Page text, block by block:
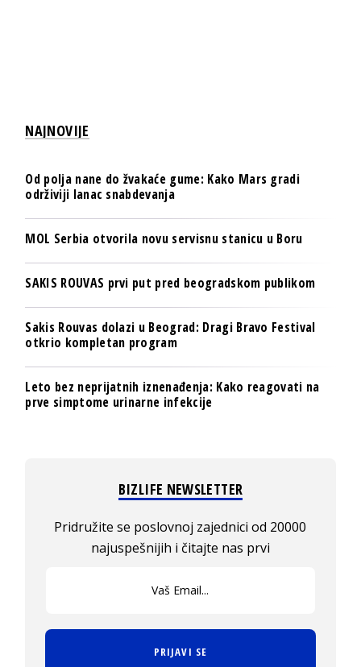
NAJNOVIJE
Od polja nane do žvakaće gume: Kako Mars gradi
održiviji lanac snabdevanja
MOL Serbia otvorila novu servisnu stanicu u Boru
SAKIS ROUVAS prvi put pred beogradskom publikom
Sakis Rouvas dolazi u Beograd: Dragi Bravo Festival
otkrio kompletan program
Leto bez neprijatnih iznenađenja: Kako reagovati na
prve simptome urinarne infekcije
BIZLIFE NEWSLETTER
Pridružite se poslovnoj zajednici od 20000
najuspešnijih i čitajte nas prvi
PRIJAVI SE